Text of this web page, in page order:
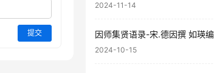
提交
2024-11-14
因师集贤语录-宋.德因撰 如瑛编
2024-10-15